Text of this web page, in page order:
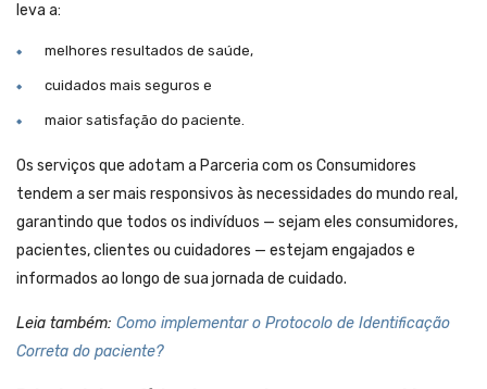
leva a:
melhores resultados de saúde,
cuidados mais seguros e
maior satisfação do paciente.
Os serviços que adotam a Parceria com os Consumidores
tendem a ser mais responsivos às necessidades do mundo real,
garantindo que todos os indivíduos — sejam eles consumidores,
pacientes, clientes ou cuidadores — estejam engajados e
informados ao longo de sua jornada de cuidado.
Leia também: Como implementar o Protocolo de Identificação
Correta do paciente?